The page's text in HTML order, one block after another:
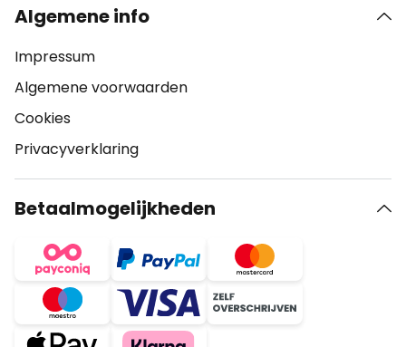
Algemene info
Impressum
Algemene voorwaarden
Cookies
Privacyverklaring
Betaalmogelijkheden